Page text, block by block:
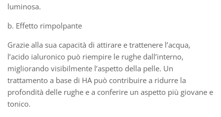
luminosa.
b. Effetto rimpolpante
Grazie alla sua capacità di attirare e trattenere l’acqua,
l’acido ialuronico può riempire le rughe dall’interno,
migliorando visibilmente l’aspetto della pelle. Un
trattamento a base di HA può contribuire a ridurre la
profondità delle rughe e a conferire un aspetto più giovane e
tonico.